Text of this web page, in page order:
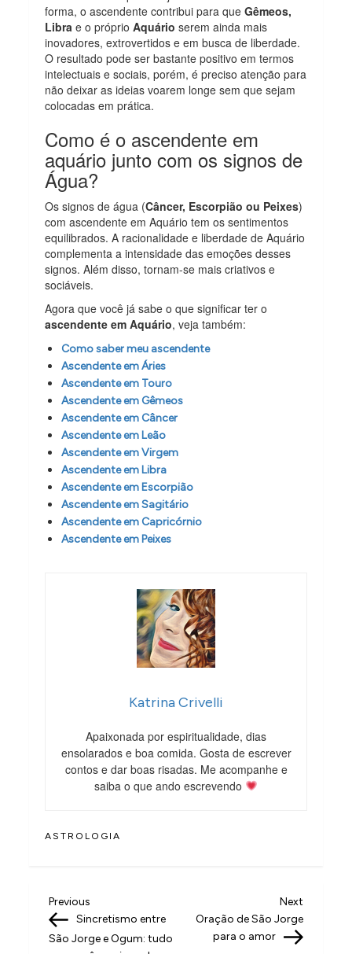
forma, o ascendente contribui para queGêmeos,
Libra e o próprioAquário serem ainda mais
inovadores, extrovertidos e em busca de liberdade.
O resultado pode ser bastante positivo em termos
intelectuais e sociais, porém, é preciso atenção para
não deixar as ideias voarem longe sem que sejam
colocadas em prática.
Como é o ascendente em
aquário junto com os signos de
Água?
Os signos de água (Câncer, Escorpião ou Peixes)
com ascendente em Aquário tem os sentimentos
equilibrados. A racionalidade e liberdade de Aquário
complementa a intensidade das emoções desses
signos. Além disso, tornam-se mais criativos e
sociáveis.
Agora que você já sabe o que significar ter o
ascendente em Aquário, veja também:
Como saber meu ascendente
Ascendente em Áries
Ascendente em Touro
Ascendente em Gêmeos
Ascendente em Câncer
Ascendente em Leão
Ascendente em Virgem
Ascendente em Libra
Ascendente em Escorpião
Ascendente em Sagitário
Ascendente em Capricórnio
Ascendente em Peixes
Katrina Crivelli
Apaixonada por espiritualidade, dias
ensolarados e boa comida. Gosta de escrever
contos e dar boas risadas. Me acompanhe e
saiba o que ando escrevendo
ASTROLOGIA
N
a
Previous
Post
Previous
Sincretismo entre
São Jorge e Ogum: tudo
Next
Post
Next
Oração de São Jorge
para o amor